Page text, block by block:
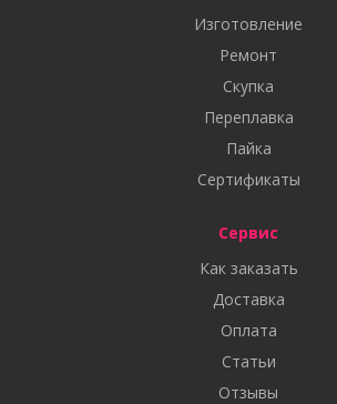
Изготовление
Ремонт
Скупка
Переплавка
Пайка
Сертификаты
Сервис
Как заказать
Доставка
Оплата
Статьи
Отзывы